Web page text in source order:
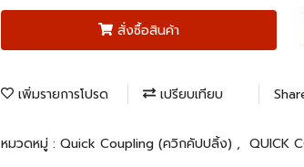
สั่งซื้อสินค้า
เพิ่มรายการโปรด เปรียบเทียบ
หมวดหมู่ : Quick Coupling (ควิกคัปปลิ้ง) , QUICK